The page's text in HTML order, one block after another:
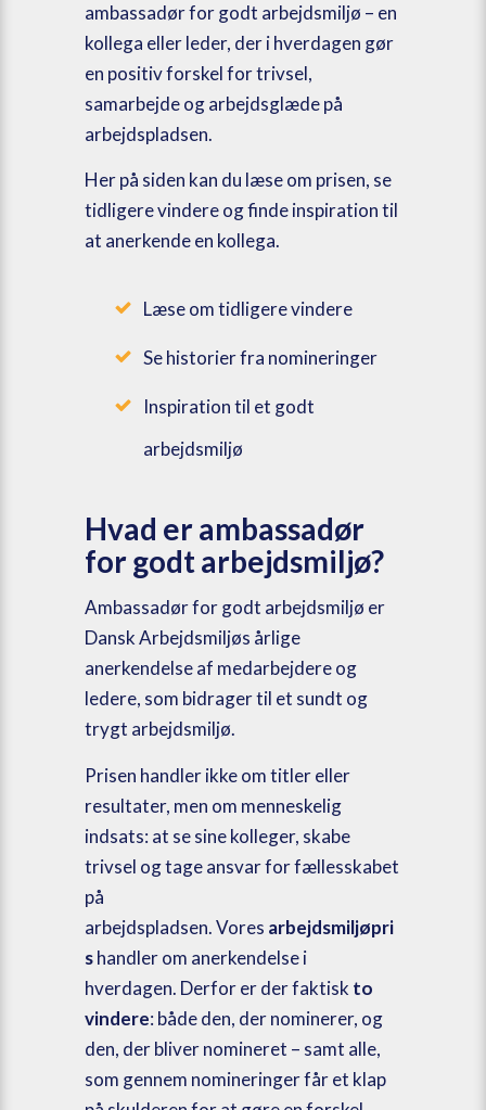
Menu
ambassadør for godt arbejdsmiljø – en
kollega eller leder, der i hverdagen gør
en positiv forskel for trivsel,
samarbejde og arbejdsglæde på
arbejdspladsen.
Her på siden kan du læse om prisen, se
tidligere vindere og finde inspiration til
at anerkende en kollega.
Læse om tidligere vindere
Se historier fra nomineringer
Inspiration til et godt
arbejdsmiljø
Hvad er ambassadør
for godt arbejdsmiljø?
Ambassadør for godt arbejdsmiljø er
Dansk Arbejdsmiljøs årlige
anerkendelse af medarbejdere og
ledere, som bidrager til et sundt og
trygt arbejdsmiljø.
Prisen handler ikke om titler eller
resultater, men om menneskelig
indsats: at se sine kolleger, skabe
trivsel og tage ansvar for fællesskabet
på
arbejdspladsen. Vores arbejdsmiljøpri
shandler om anerkendelse i
hverdagen. Derfor er der faktisk to
vindere: både den, der nominerer, og
den, der bliver nomineret – samt alle,
som gennem nomineringer får et klap